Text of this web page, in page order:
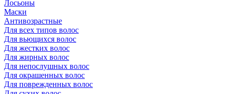
Лосьоны
Маски
Антивозрастные
Для всех типов волос
Для вьющихся волос
Для жестких волос
Для жирных волос
Для непослушных волос
Для окрашенных волос
Для поврежденных волос